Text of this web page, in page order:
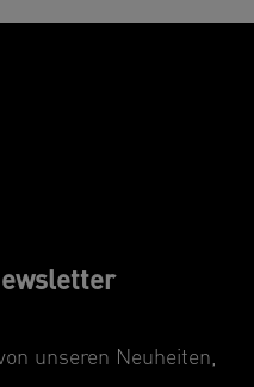
unseren Neuheiten,